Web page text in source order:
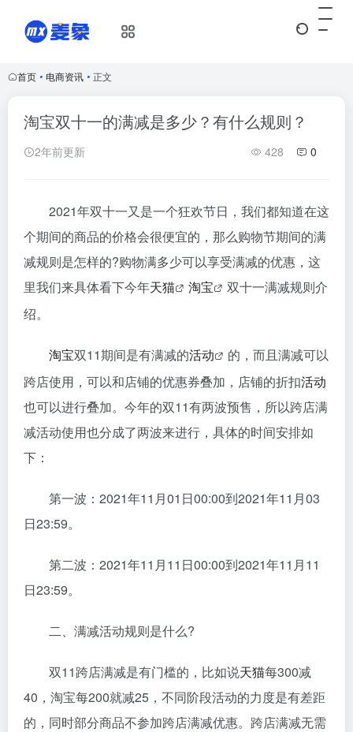
首页 • 电商资讯 • 正文
淘宝双十一的满减是多少？有什么规则？
2年前更新 428 0
2021年双十一又是一个狂欢节日，我们都知道在这
个期间的商品的价格会很便宜的，那么购物节期间的满
减规则是怎样的?购物满多少可以享受满减的优惠，这
里我们来具体看下今年天猫 淘宝
双十一满减规则介
绍。
淘宝双11期间是有满减的活动
的，而且满减可以
跨店使用，可以和店铺的优惠券叠加，店铺的折扣活动
也可以进行叠加。今年的双11有两波预售，所以跨店满
减活动使用也分成了两波来进行，具体的时间安排如
下：
第一波：2021年11月01日00:00到2021年11月03
日23:59。
第二波：2021年11月11日00:00到2021年11月11
日23:59。
二、满减活动规则是什么?
双11跨店满减是有门槛的，比如说天猫每300减
40，淘宝每200就减25，不同阶段活动的力度是有差距
的，同时部分商品不参加跨店满减优惠。跨店满减无需